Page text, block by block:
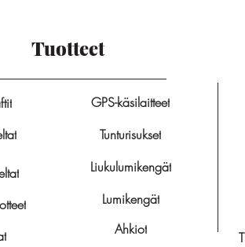
Tuotteet
GPS-käsilaitteet
Tunturisukset
Liukulumikengät
Lumikengät
Ahkiot